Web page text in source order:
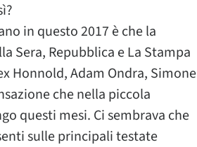
in questo 2017 è che la
Sera, Repubblica e La Stampa
Honnold, Adam Ondra, Simone
che nella piccola
questi mesi. Ci sembrava che
sulle principali testate